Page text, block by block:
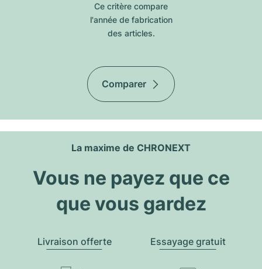
Ce critère compare
l'année de fabrication
des articles.
Comparer
La maxime de CHRONEXT
Vous ne payez que ce
que vous gardez
Livraison offerte Essayage gratuit